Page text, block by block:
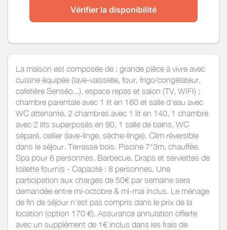
Vérifier la disponibilité
La maison est composée de : grande pièce à vivre avec
cuisine équipée (lave-vaisselle, four, frigo/congélateur,
cafetière Senséo...), espace repas et salon (TV, WIFI) ;
chambre parentale avec 1 lit en 160 et salle d'eau avec
WC attenante, 2 chambres avec 1 lit en 140, 1 chambre
avec 2 lits superposés en 90, 1 salle de bains, WC
séparé, cellier (lave-linge, sèche-linge). Clim réversible
dans le séjour. Terrasse bois. Piscine 7*3m, chauffée.
Spa pour 6 personnes. Barbecue. Draps et serviettes de
toilette fournis - Capacité : 8 personnes. Une
participation aux charges de 50€ par semaine sera
demandée entre mi-octobre & mi-mai inclus. Le ménage
de fin de séjour n'est pas compris dans le prix de la
location (option 170 €). Assurance annulation offerte
avec un supplément de 1€ inclus dans les frais de